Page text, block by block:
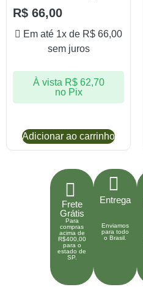
R$ 66,00
Em até 1x de R$ 66,00
sem juros
À vista R$62,70
no Pix
Adicionar ao carrinho
Frete
Grátis
Para
compras
acima de
R$400,00
para o
estado de
SP.
Entrega
Enviamos
para todo
o Brasil.